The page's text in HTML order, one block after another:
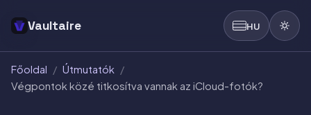
Vaultaire HU
Főoldal / Útmutatók /
Végpontok közé titkosítva vannak az iCloud-fotók?